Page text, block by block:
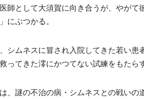
師として大須賀に向き合うが、やがて
にぶつかる。
シムネスに冒され入院してきた若い患
ってきた澪にかつてない試練をもたらす
、謎の不治の病・シムネスとの戦いの